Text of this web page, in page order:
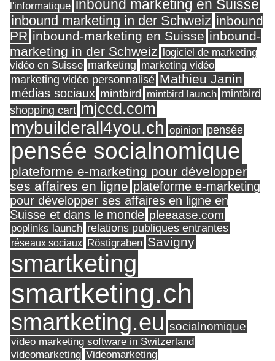
l'informatique inbound marketing en Suisse
inbound marketing in der Schweiz inbound
PR inbound-marketing en Suisse inbound-
marketing in der Schweiz logiciel de marketing
vidéo en Suisse marketing marketing vidéo
marketing vidéo personnalisé Mathieu Janin
médias sociaux mintbird mintbird launch mintbird
shopping cart mjccd.com
mybuilderall4you.ch opinion pensée
pensée socialnomique
plateforme e-marketing pour développer
ses affaires en ligne plateforme e-marketing
pour développer ses affaires en ligne en
Suisse et dans le monde pleeaase.com
poplinks launch relations publiques entrantes
réseaux sociaux Röstigraben Savigny
smartketing
smartketing.ch
smartketing.eu socialnomique
video marketing software in Switzerland
videomarketing Videomarketing